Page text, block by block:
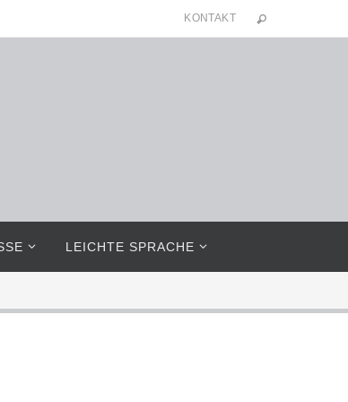
KONTAKT
LEICHTE SPRACHE